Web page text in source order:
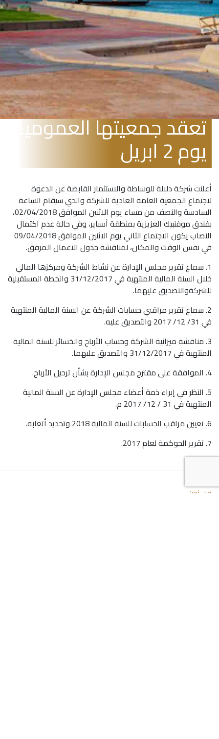
مارس 14, 2018
شركة دلالة القابضة
تعقد جمعيتها العمومية
يوم 2 ابريل
أعلنت شركة دلالة للوساطة والاستثمار القابضة عن الدعوة
لاجتماع الجمعية العامة العادية للشركة والذي سيقام الساعة
السادسة والنصف من مساء يوم الاثنين الموافق 02/04/2018،
بفندق موفنبيك العزيزية بمنطقة أسباير، وفي حالة عدم اكتمال
النصاب يكون الاجتماع الثاني يوم الاثنين الموافق 09/04/2018
في نفس الوقت والمكان، لمناقشة جدول الاعمال المرفق.
1. سماع تقرير مجلس الإدارة عن نشاط الشركة ومركزها المالي
خلال السنة المالية المنتهية في 31/12/2017 والخطة المستقبلية
للشركةوالتصديق عليهما.
2. سماع تقرير مراقبي حسابات الشركة عن السنة المالية المنتهية
في 31/ 12/ 2017 والتصديق عليه.
3. مناقشة ميزانية الشركة وحساب الأرباح والخسائر للسنة المالية
المنتهية في 31/12/2017 والتصديق عليهما.
4. الموافقة على مقترح مجلس الإدارة بشأن ترحيل الأرباح.
5. النظر في إبراء ذمة أعضاء مجلس الإدارة عن السنة المالية
المنتهية في 31 / 12/ 2017 م.
6. تعيين مراقب الحسابات للسنة المالية 2018 وتحديد أتعابه.
7. تقرير الحوكمة لعام 2017.
من نحن